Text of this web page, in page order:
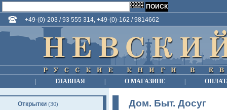
+49-(0)-203 / 93 555 314, +49-(0)-162 / 9814662
ГЛАВНАЯ О МАГАЗИНЕ
Открытки (30) Дом. Быт. Досуг